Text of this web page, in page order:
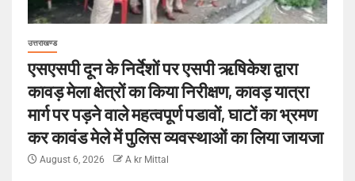
उत्तराखण्ड
एसएसपी दून के निर्देशों पर एसपी ऋषिकेश द्वारा
कावड़ मेला क्षेत्रों का किया निरीक्षण, कावड़ यात्रा
मार्ग पर पड़ने वाले महत्वपूर्ण पडावों, घाटों का भ्रमण
कर कावंड मेले में पुलिस व्यवस्थाओं का लिया जायजा
August 6, 2026 A kr Mittal